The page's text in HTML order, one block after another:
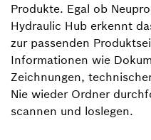
Produkte. Egal ob
Hydraulic Hub erkennt
zur passenden
Informationen wie
Zeichnungen,
Nie wieder Ordner
scannen und loslegen.